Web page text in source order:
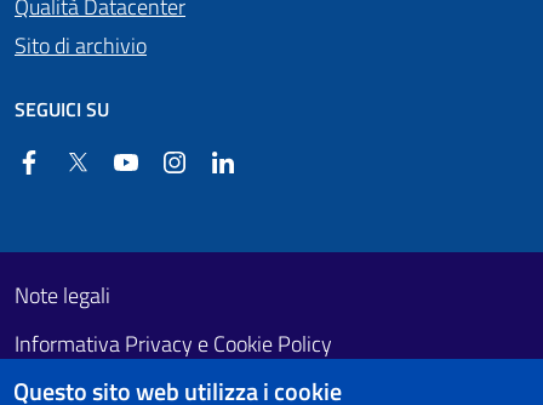
Qualità Datacenter
Sito di archivio
SEGUICI SU
FacebookTwitter YouTube Instagram
Footer First
Useful links section
Note legali
Informativa Privacy e Cookie Policy
Obiettivi di accessibilità
Questo sito web utilizza i cookie